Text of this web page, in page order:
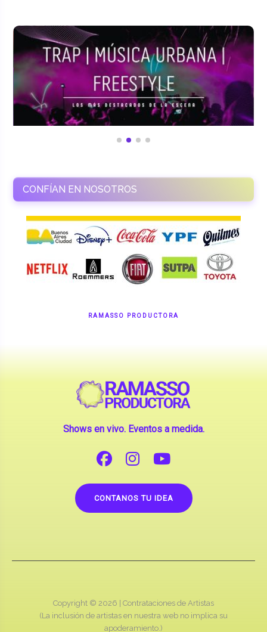
CONFÍAN EN NOSOTROS
RAMASSO PRODUCTORA
Shows en vivo. Eventos a medida.
CONTANOS TU IDEA
Copyright © 2026 | Contrataciones de Artistas
(La inclusión de artistas en nuestra web no implica su
apoderamiento.)